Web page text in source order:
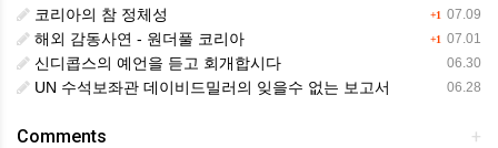
+1 07.09
코리아의 참 정체성
+1 07.01
해외 감동사연 - 원더풀 코리아
06.30
신디콥스의 예언을 듣고 회개합시다
06.28
UN 수석보좌관 데이비드밀러의 잊을수 없는 보고서
+
Comments